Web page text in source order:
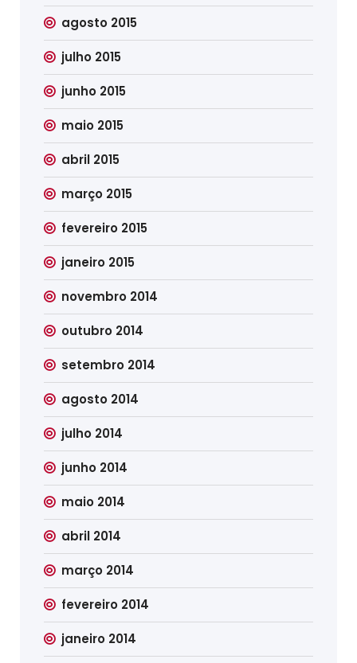
agosto 2015
julho 2015
junho 2015
maio 2015
abril 2015
março 2015
fevereiro 2015
janeiro 2015
novembro 2014
outubro 2014
setembro 2014
agosto 2014
julho 2014
junho 2014
maio 2014
abril 2014
março 2014
fevereiro 2014
janeiro 2014